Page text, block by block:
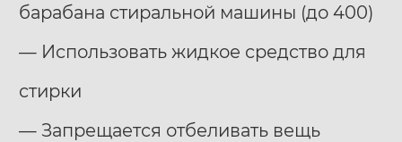
барабана стиральной машины (до 400)
— Использовать жидкое средство для
стирки
— Запрещается отбеливать вещь